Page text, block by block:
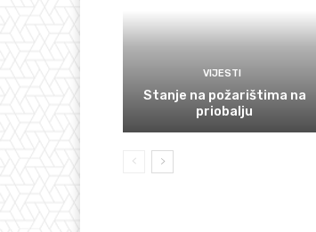
VIJESTI
Stanje na požarištima na
priobalju